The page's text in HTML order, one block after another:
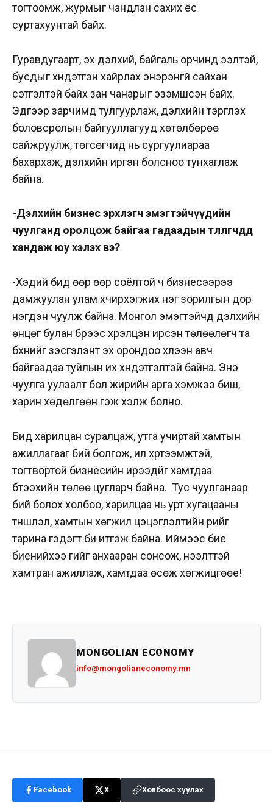
тогтоомж, журмыг чандлан сахих ёс
суртахуунтай байх.
Гуравдугаарт, эх дэлхий, байгаль орчинд ээлтэй,
бусдыг хүндэтгэн хайрлах энэрэнгүй сайхан
сэтгэлтэй байх зан чанарыг эзэмшсэн байх.
Эдгээр зарчимд тулгуурлаж, дэлхийн тэргүүлэх
боловсролын байгууллагууд хөтөлбөрөө
сайжруулж, төгсөгчид нь сургуулиараа
бахархаж, дэлхийн иргэн болсноо тунхаглаж
байна.
-Дэлхийн бизнес эрхлэгч эмэгтэйчүүдийн
чуулганд оролцож байгаа гадаадын төлөөлөгчдөд
хандаж юу хэлэх вэ?
-Хэдий бид өөр өөр соёлтой ч бизнесээрээ
дамжуулан улам хүчирхэгжих нэг зорилгын дор
нэгдэн чуулж байна. Монгол эмэгтэйчүүд дэлхийн
өнцөг булан бүрээс хүрэлцэн ирсэн төлөөлөгч та
бүхнийг үзэсгэлэнт эх орондоо хүлээн авч
байгаадаа туйлын их хүндэтгэлтэй байна. Энэ
чуулга уулзалт бол жирийн арга хэмжээ биш,
харин хөдөлгөөн гэж хэлж болно.
Бид харилцан суралцаж, утга учиртай хамтын
ажиллагааг бий болгож, илүү хүртээмжтэй,
тогтвортой бизнесийн ирээдүйг хамтдаа
бүтээхийн төлөө цугларч байна. Тус чуулганаар
бий болох холбоо, харилцаа нь урт хугацааны
түншлэл, хамтын хөгжил цэцэглэлтийн үрийг
тарина гэдэгт би итгэж байна. Иймээс бие
биенийхээ үгийг анхааран сонсож, нээлттэй
хамтран ажиллаж, хамтдаа өсөж хөгжицгөөе!
MONGOLIAN ECONOMY
info@mongolianeconomy.mn
Facebook X Холбоос хуулах